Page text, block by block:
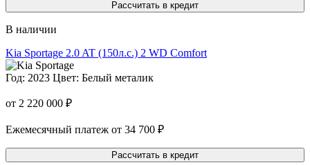
Рассчитать в кредит
В наличии
Kia Sportage 2.0 AT (150л.с.) 2 WD Comfort
Год: 2023 Цвет: Белый металик
от 2 220 000 ₽
Ежемесячный платеж от 34 700 ₽
Рассчитать в кредит